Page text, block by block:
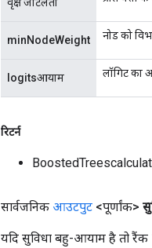
minNodeWeight नोड को
logitsआयाम लॉगिट का
रिटर्न
सार्वजनिक आउटपुट <पूर्णांक>
यदि सुविधा बहु-आयाम है तो रैंक